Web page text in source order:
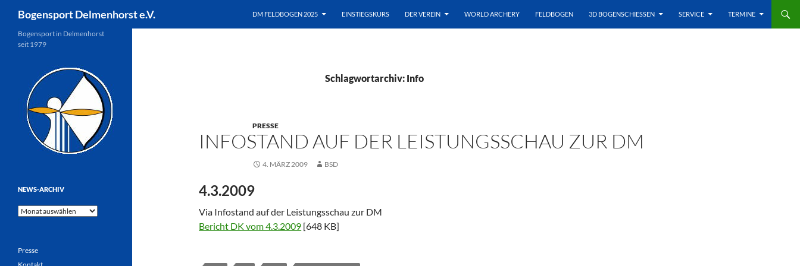
Inhalt
Bogensport Delmenhorst e.V. DM FELDBOGEN 2025 EINSTIEGSKURS DER VEREIN WORLD ARCHERY FELDBOGEN 3D BOGENSCHIESSEN SERVICE TERMINE
Schlagwortarchiv: Info
PRESSE
INFOSTAND AUF DER LEISTUNGSSCHAU ZUR DM
4. MÄRZ 2009 BSD
4.3.2009
Via Infostand auf der Leistungsschau zur DM
Bericht DK vom 4.3.2009 [648 KB]
Bogensport in Delmenhorst
seit 1979
NEWS-ARCHIV
News-
Presse